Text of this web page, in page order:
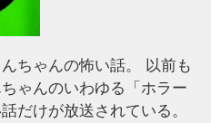
ちゃんの怖い話。 以前も
ゃんのいわゆる「ホラー
だけが放送されている。